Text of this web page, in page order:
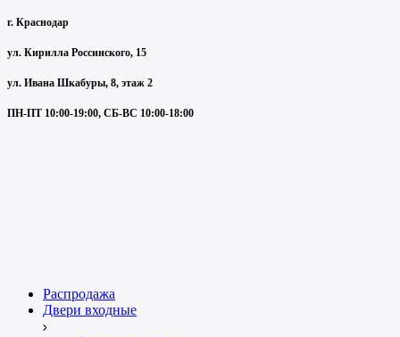
г. Краснодар
ул. Кирилла Россинского, 15
ул. Ивана Шкабуры, 8, этаж 2
ПН-ПТ 10:00-19:00, СБ-ВС 10:00-18:00
Распродажа
Двери входные